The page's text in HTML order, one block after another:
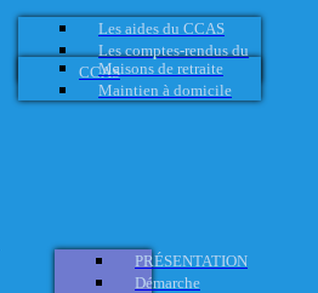
Les aides du CCAS
Les comptes-rendus du
CCASMaisons de retraite
Maintien à domicile
PRÉSENTATION
Démarche